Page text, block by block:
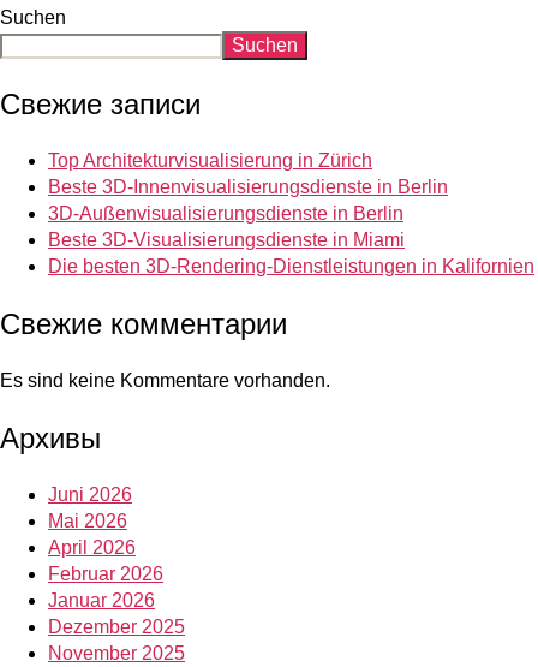
Suchen
Suchen
Свежие записи
Top Architekturvisualisierung in Zürich
Beste 3D-Innenvisualisierungsdienste in Berlin
3D-Außenvisualisierungsdienste in Berlin
Beste 3D-Visualisierungsdienste in Miami
Die besten 3D-Rendering-Dienstleistungen in Kalifornien
Свежие комментарии
Es sind keine Kommentare vorhanden.
Архивы
Juni 2026
Mai 2026
April 2026
Februar 2026
Januar 2026
Dezember 2025
November 2025